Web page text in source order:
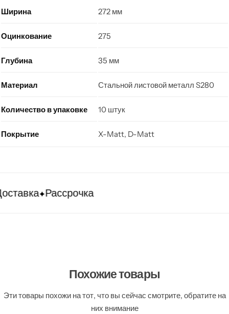
Ширина 272 мм
Оцинкование 275
Глубина 35 мм
Материал Стальной листовой металл S280
Количество в упаковке 10 штук
Покрытие X-Matt, D-Matt
Рассрочка
Похожие товары
Эти товары похожи на тот, что вы сейчас смотрите, обратите на
них внимание